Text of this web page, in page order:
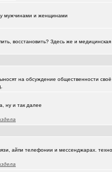
и многое другое ...
+14
(qwer5523) +225
мужчинами и женщинами
восстановить? Здесь же и
на обсуждение общественности
ну и так далее
айпи телефонии и мессенджарах.